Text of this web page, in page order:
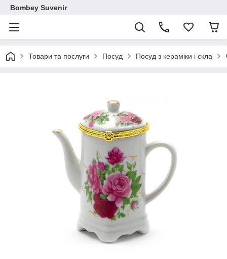
Bombey Suvenir
Товари та послуги Посуд Посуд з кераміки і скла